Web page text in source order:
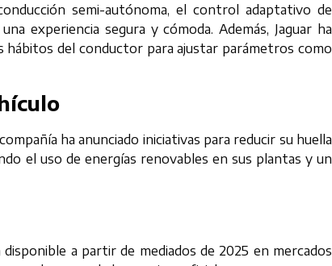
semi-autónoma, el control adaptativo de
experiencia segura y cómoda. Además, Jaguar ha
hábitos del conductor para ajustar parámetros como
ha anunciado iniciativas para reducir su huella
el uso de energías renovables en sus plantas y un
a partir de mediados de 2025 en mercados